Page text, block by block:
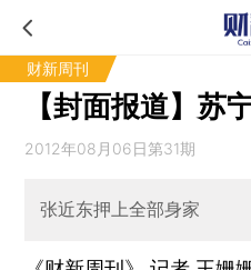
财新周刊
【封面报道】苏
2012年08月06日第31期
张近东押上全部身家